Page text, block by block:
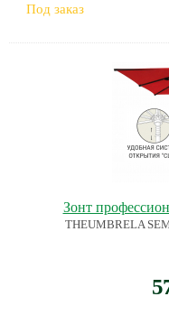
Под заказ
Зонт
THEUMBRELA